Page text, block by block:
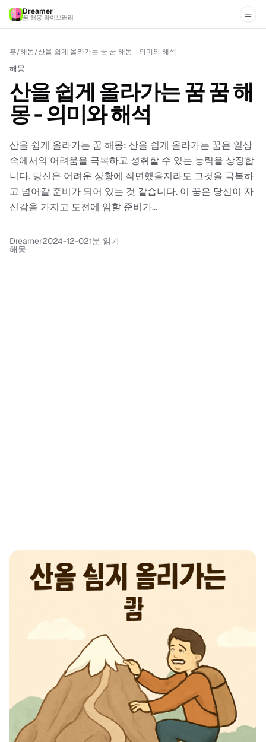
Dreamer
꿈 해몽 라이브러리
홈/해몽/산을 쉽게 올라가는 꿈 꿈 해몽 - 의미와 해석
해몽
산을 쉽게 올라가는 꿈 꿈 해
몽 - 의미와 해석
산을 쉽게 올라가는 꿈 해몽: 산을 쉽게 올라가는 꿈은 일상
속에서의 어려움을 극복하고 성취할 수 있는 능력을 상징합
니다. 당신은 어려운 상황에 직면했을지라도 그것을 극복하
고 넘어갈 준비가 되어 있는 것 같습니다. 이 꿈은 당신이 자
신감을 가지고 도전에 임할 준비가...
Dreamer2024-12-021분 읽기
해몽